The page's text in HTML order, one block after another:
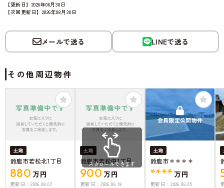
【更新日】2026年06月30日
【次回更新日】2026年08月30日
メールで送る LINEで送る
その他周辺物件
土地
鈴鹿市若松北1丁目
880 万円
更新日：2026.08.07
土地
鈴鹿市若松中1丁目
900 万円
更新日：2026.06.18
会員限定公開物件
土地
鈴鹿市＊＊＊＊
****万円
更新日：2026.06.25
スクロールできます